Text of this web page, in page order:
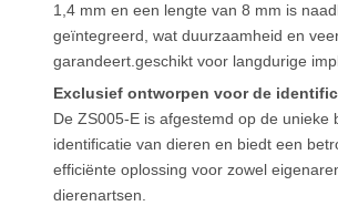
1,4 mm en een lengte van 8 mm is
geïntegreerd, wat duurzaamheid en
garandeert.geschikt voor langdurige
Exclusief ontworpen voor de
De ZS005-E is afgestemd op de unieke
identificatie van dieren en biedt een
efficiënte oplossing voor zowel
dierenartsen.